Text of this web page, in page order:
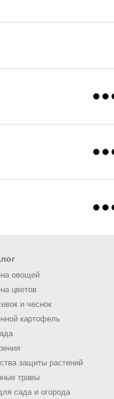
овощей
цветов
и чеснок
картофель
защиты растений
травы
сада и огорода